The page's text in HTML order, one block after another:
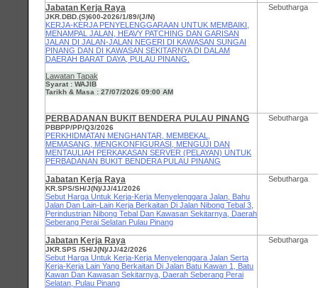
Jabatan Kerja Raya
JKR.DBD.(S)600-2026/1/89/(J/N)
KERJA-KERJA PENYELENGGARAAN UNTUK MEMBAIKI,
MENAMPAL JALAN, HEAVY PATCHING DAN GARISAN
JALAN DI JALAN-JALAN NEGERI DI KAWASAN SUNGAI
PINANG DAN DI KAWASAN SEKITARNYA DI DALAM
DAERAH BARAT DAYA, PULAU PINANG.
Lawatan Tapak
Syarat : WAJIB
Tarikh & Masa : 27/07/2026 09:00 AM
Sebutharga
PERBADANAN BUKIT BENDERA PULAU PINANG
PBBPP/PP/Q3/2026
PERKHIDMATAN MENGHANTAR, MEMBEKAL,
MEMASANG, MENGKONFIGURASI, MENGUJI DAN
MENTAULIAH PERKAKASAN SERVER (PELAYAN) UNTUK
PERBADANAN BUKIT BENDERA PULAU PINANG
Sebutharga
Jabatan Kerja Raya
KR.SPS/SH/J(N)/JJ/41/2026
Sebut Harga Untuk Kerja-Kerja Menyelenggara Jalan, Bahu
Jalan Dan Lain-Lain Kerja Berkaitan Di Jalan Nibong Tebal 3,
Perindustrian Nibong Tebal Dan Kawasan Sekitarnya, Daerah
Seberang Perai Selatan Pulau Pinang
Sebutharga
Jabatan Kerja Raya
JKR.SPS /SH/J(N)/JJ/42/2026
Sebut Harga Untuk Kerja-Kerja Menyelenggara Jalan Serta
Kerja-Kerja Lain Yang Berkaitan Di Jalan Batu Kawan 1, Batu
Kawan Dan Kawasan Sekitarnya, Daerah Seberang Perai
Selatan, Pulau Pinang
Sebutharga